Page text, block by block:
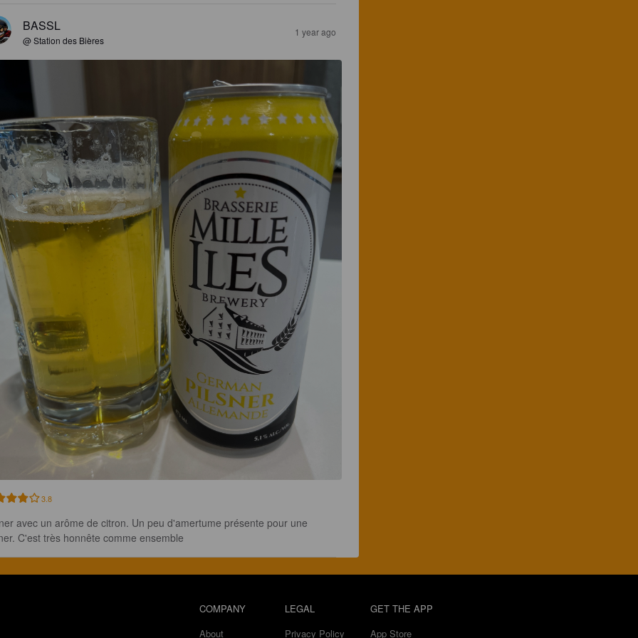
BASSL
@ Station des Bières
1 year ago
3.8
avec un arôme de citron. Un peu d'amertume présente pour une
C'est très honnête comme ensemble
COMPANY
About
LEGAL
Privacy Policy
GET THE APP
App Store